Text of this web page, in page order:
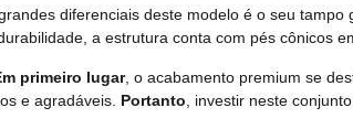
diferenciais deste modelo é o seu tampo
a estrutura conta com pés cônicos
primeiro lugar, o acabamento premium se
e agradáveis. Portanto , investir neste